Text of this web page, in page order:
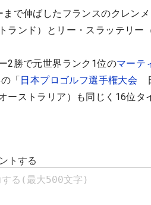
で伸ばしたフランスのクレン
ランド）とリー・スラッテリー
2勝で元世界ランク1位のマーテ
「日本プロゴルフ選手権大会
オーストラリア）も同じく16位タ